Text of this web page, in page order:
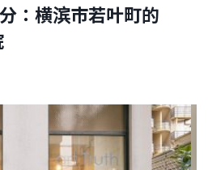
：横滨市若叶町的